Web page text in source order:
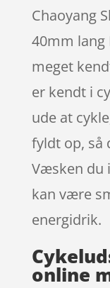
Chaoyang
40mm
meget
er kendt i
ude at
fyldt op, så
Væsken du
kan være
energidrik.
online